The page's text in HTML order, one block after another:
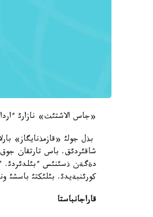
«جاس الاشتئث» نازارئ
بذل جولئ «قازمذنايگاز»
شاقئردئق. باس تارتقان
دةگةن ذسئنئس ءبئلدئردئ.
کورئنبةيدئ. بئلئکتئ باسشئ
قاراجانباستا